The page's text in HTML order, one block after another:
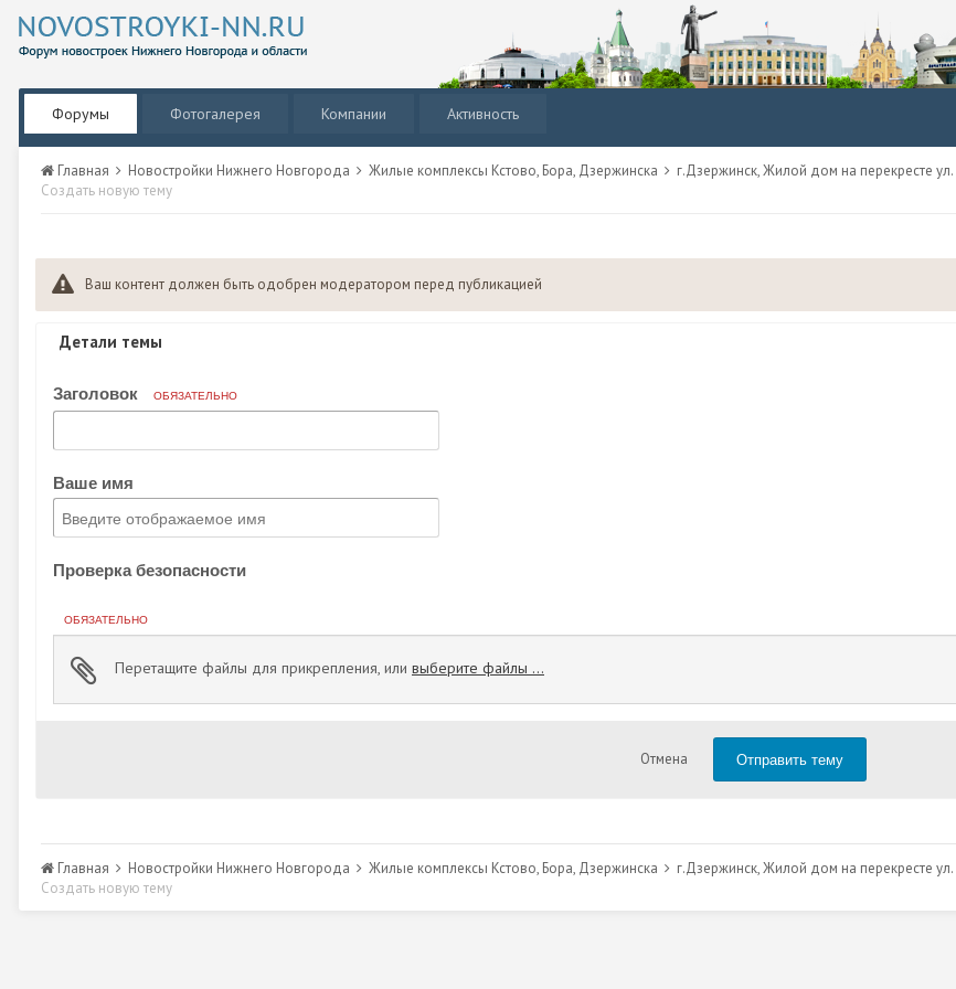
Форумы Фотогалерея Компании Активность
Главная Новостройки Нижнего Новгорода Жилые комплексы Кстово, Бора, Дзержинска
г.Дзержинск, Жилой дом на перекресте
Создать новую тему
Ваш контент должен быть одобрен модератором перед публикацией
Детали темы
Заголовок ОБЯЗАТЕЛЬНО
Ваше имя
Проверка безопасности
ОБЯЗАТЕЛЬНО
Перетащите файлы для прикрепления, или выберите файлы ...
Отмена Отправить тему
Главная Новостройки Нижнего Новгорода Жилые комплексы Кстово, Бора, Дзержинска
г.Дзержинск, Жилой дом на перекресте
Создать новую тему